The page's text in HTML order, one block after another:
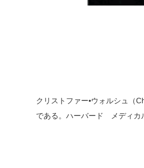
クリストファー•ウォルシュ（
である。ハーバード メディカ